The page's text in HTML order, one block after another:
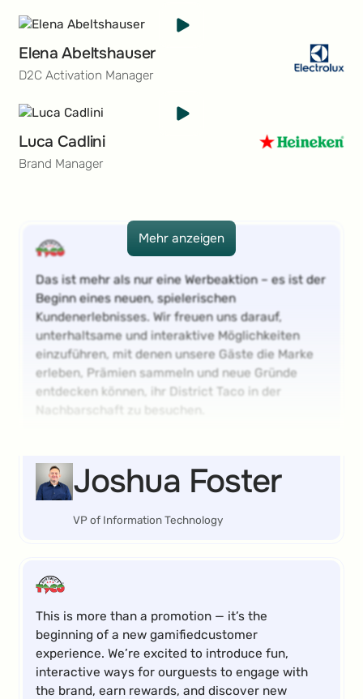
Elena Abeltshauser
D2C Activation Manager
Luca Cadlini
Brand Manager
Mehr anzeigen
Mehr anzeigen
Das ist mehr als nur eine Werbeaktion – es ist der
Beginn eines neuen, spielerischen
Kundenerlebnisses. Wir freuen uns darauf,
unterhaltsame und interaktive Möglichkeiten
einzuführen, mit denen unsere Gäste die Marke
erleben, Prämien sammeln und neue Gründe
entdecken können, ihr District Taco in der
Nachbarschaft zu besuchen.
Joshua Foster
VP of Information Technology
This is more than a promotion — it’s the
beginning of a new gamifiedcustomer
experience. We’re excited to introduce fun,
interactive ways for ourguests to engage with
the brand, earn rewards, and discover new